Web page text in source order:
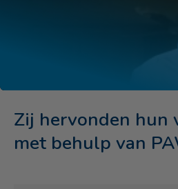
Zij hervonden hun
met behulp van